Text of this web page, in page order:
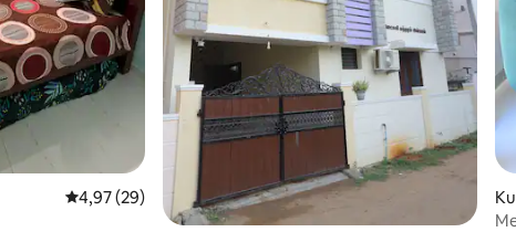
Prosječna ocjena: 4,97/5, recenzija: 29
4,97 (29)